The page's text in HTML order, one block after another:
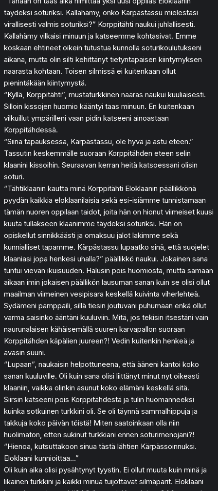
täydeksi soturiksi. Kallahämy, onko Kärpästassu mielestäsi
virallisesti valmis soturiksi?” Korppitähti naukui juhlallisesti.
Kallahämy vilkaisi minuun ja katseemme kohtasivat. Emme
koskaan ehtineet oikein tutustua kunnolla soturikoulutukseni
aikana, mutta olin silti kehittänyt tietyntapaisen kiintymyksen
naarasta kohtaan. Toisen silmissä ei kuitenkaan ollut
pienintäkään kiintymystä.
“Kyllä, Korppitähti”, mustaturkkinen naaras naukui kuuliaisesti.
Silloin kissojen huomio kääntyi taas minuun. En kuitenkaan
vilkuillut ympärilleni vaan pidin katseeni ainoastaan
Korppitähdessä.
“Siinä tapauksessa, Kärpästassu, ole hyvä ja astu eteen.”
Tassutin keskemmälle suoraan Korppitähden eteen selin
klaanini kissoihin. Seuraavan kerran heitä katsoessani olisin
soturi.
“Tähtiklaanin kautta minä Korppitähti Eloklaanin päällikkönä
pyydän kaikkia eloklaanilaisia sekä esi-isiämme tunnistamaan
tämän nuoren oppilaan taidot, joita hän on hionut viimeiset kuusi
kuuta tullakseen klaanimme täydeksi soturiksi. Hän on
opiskellut sinnikkäästi ja omaksuu jalot lakimme sekä
kunnialliset tapamme. Kärpästassu lupaatko sinä, että suojelet
klaaniasi jopa henkesi uhalla?” päällikkö naukui. Jokainen sana
tuntui vievän ikuisuuden. Halusin pois huomiosta, mutta samaan
aikaan imin jokaisen päällikön lausuman sanan kuin se olisi ollut
maailman viimeinen vesipisara keskellä kuivinta viherlehteä.
Sydämeni pamppaili, sillä tiesin joutuvani puhumaan enkä ollut
varma saisinko ääntäni kuuluviin. Mitä, jos tekisin itsestäni vain
naurunalaisen kähäisemällä suuren karvapallon suoraan
Korppitähden käpälien juureen?! Vedin kuitenkin henkeä ja
avasin suuni.
“Lupaan”, naukaisin helpottuneena, että ääneni kantoi koko
sanan kuuluville. Oli kuin sana olisi liittänyt minut nyt oikeasti
klaaniin, vaikka olinkin asunut koko elämäni keskellä sitä.
Siirsin katseeni pois Korppitähdestä ja tulin huomanneeksi
kuinka sotkuinen turkkini oli. Se oli täynnä sammalhippuja ja
takkuja koko päivän töistä! Miten saatoinkaan olla niin
huolimaton, etten sukinut turkkiani ennen soturimenojani?!
“Hienoa, kutsuttakoon sinua tästä lähtien Kärpässoinnuksi.
Eloklaani kunnioittaa…”
Oli kuin aika olisi pysähtynyt tyystin. Ei ollut muuta kuin minä ja
likainen turkkini ja kaikki minua tuijottavat silmäparit. Eloklaani